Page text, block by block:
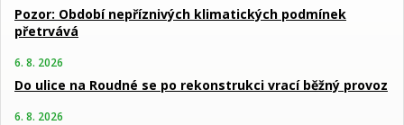
Pozor: Období nepříznivých klimatických podmínek
přetrvává
6. 8. 2026
Do ulice na Roudné se po rekonstrukci vrací běžný provoz
6. 8. 2026